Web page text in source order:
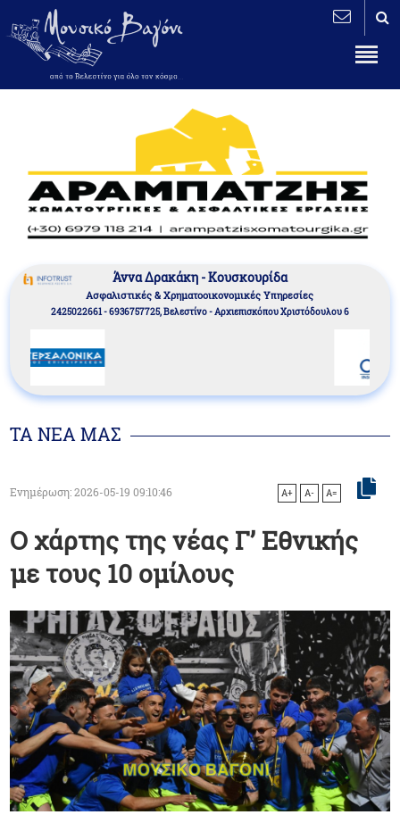
Άννα Δρακάκη - Κουσκουρίδα
Aσφαλιστικές & Χρηματοοικονομικές Υπηρεσίες
2425022661 - 6936757725, Βελεστίνο - Αρχιεπισκόπου Χριστόδουλου 6
ΤΑ ΝΕΑ ΜΑΣ
Ενημέρωση: 2026-05-19 09:10:46 A+ A- A=
Ο χάρτης της νέας Γ’ Εθνικής
με τους 10 ομίλους